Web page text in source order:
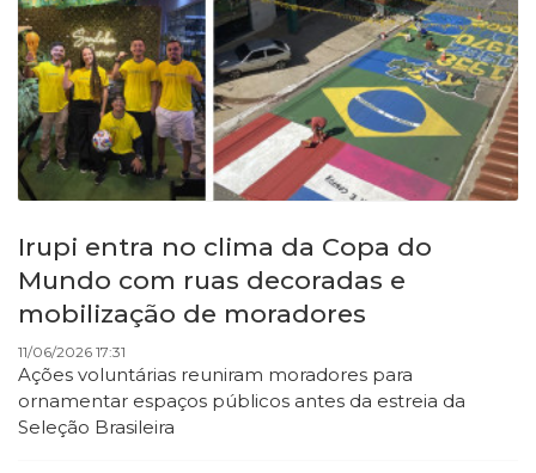
Irupi entra no clima da Copa do
Mundo com ruas decoradas e
mobilização de moradores
11/06/2026 17:31
Ações voluntárias reuniram moradores para
ornamentar espaços públicos antes da estreia da
Seleção Brasileira